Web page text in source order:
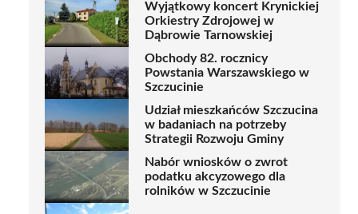
Wyjątkowy koncert Krynickiej
Orkiestry Zdrojowej w
Dąbrowie Tarnowskiej
Obchody 82. rocznicy
Powstania Warszawskiego w
Szczucinie
Udział mieszkańców Szczucina
w badaniach na potrzeby
Strategii Rozwoju Gminy
Nabór wniosków o zwrot
podatku akcyzowego dla
rolników w Szczucinie